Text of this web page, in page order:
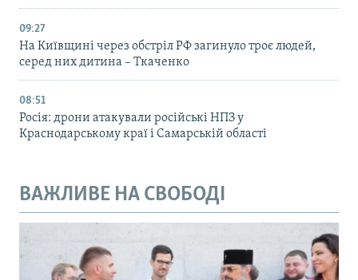
09:27
На Київщині через обстріл РФ загинуло троє людей,
серед них дитина – Ткаченко
08:51
Росія: дрони атакували російські НПЗ у
Краснодарському краї і Самарській області
ВАЖЛИВЕ НА СВОБОДІ